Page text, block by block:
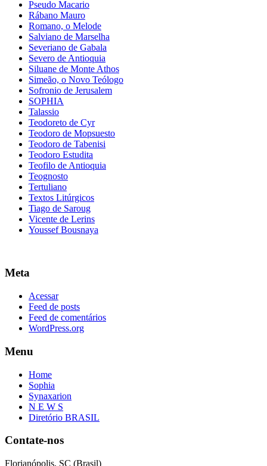
Pseudo Macario
Rábano Mauro
Romano, o Melode
Salviano de Marselha
Severiano de Gabala
Severo de Antioquia
Siluane de Monte Athos
Simeão, o Novo Teólogo
Sofronio de Jerusalem
SOPHIA
Talassio
Teodoreto de Cyr
Teodoro de Mopsuesto
Teodoro de Tabenisi
Teodoro Estudita
Teofilo de Antioquia
Teognosto
Tertuliano
Textos Litúrgicos
Tiago de Saroug
Vicente de Lerins
Youssef Bousnaya
Meta
Acessar
Feed de posts
Feed de comentários
WordPress.org
Menu
Home
Sophia
Synaxarion
N E W S
Diretório BRASIL
Contate-nos
Florianópolis, SC (Brasil)